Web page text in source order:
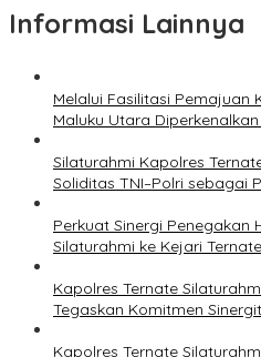
Informasi Lainnya
Melalui Fasilitasi Pemajuan
Maluku Utara
Silaturahmi Kapolres
Soliditas TNI–Polri sebagai
Perkuat Sinergi Penegakan
Silaturahmi ke Kejari Ternate
Kapolres Ternate
Tegaskan Komitmen
Kapolres Ternate